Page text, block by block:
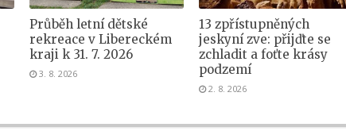
Průběh letní dětské
rekreace v Libereckém
kraji k 31. 7. 2026
3. 8. 2026
13 zpřístupněných
jeskyní zve: přijďte se
zchladit a foťte krásy
podzemí
2. 8. 2026